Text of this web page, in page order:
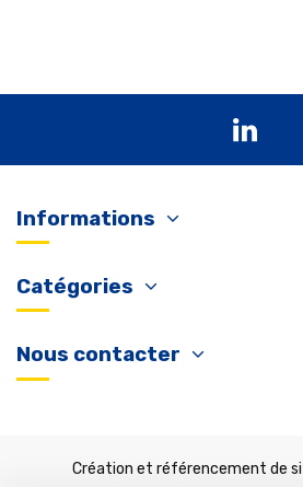
Informations
Catégories
Nous contacter
Création et référencement de